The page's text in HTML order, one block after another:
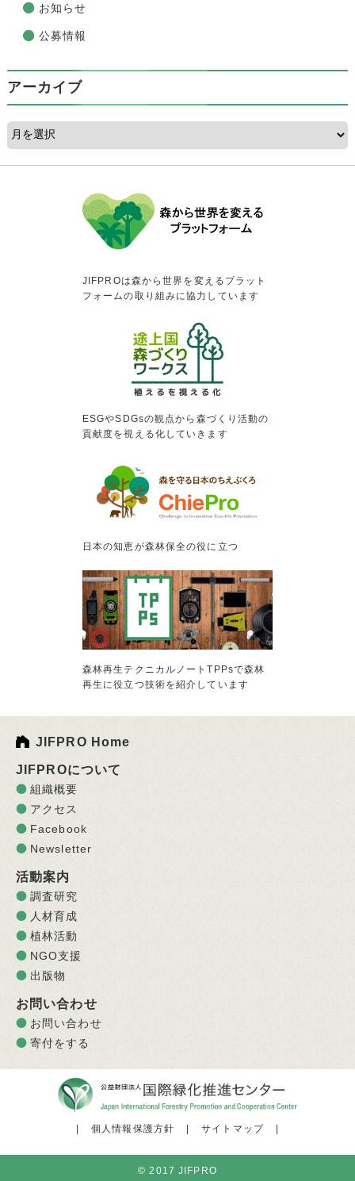
お知らせ
公募情報
アーカイブ
JIFPROは森から世界を変えるプラット
フォームの取り組みに協力しています
ESGやSDGsの観点から森づくり活動の
貢献度を視える化していきます
日本の知恵が森林保全の役に立つ
森林再生テクニカルノートTPPsで森林
再生に役立つ技術を紹介しています
JIFPRO Home
JIFPROについて
組織概要
アクセス
Facebook
Newsletter
活動案内
調査研究
人材育成
植林活動
NGO支援
出版物
お問い合わせ
お問い合わせ
寄付をする
個人情報保護方針 サイトマップ
© 2017 JIFPRO